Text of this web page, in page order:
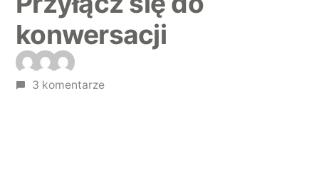
konwersacji
3 komentarze